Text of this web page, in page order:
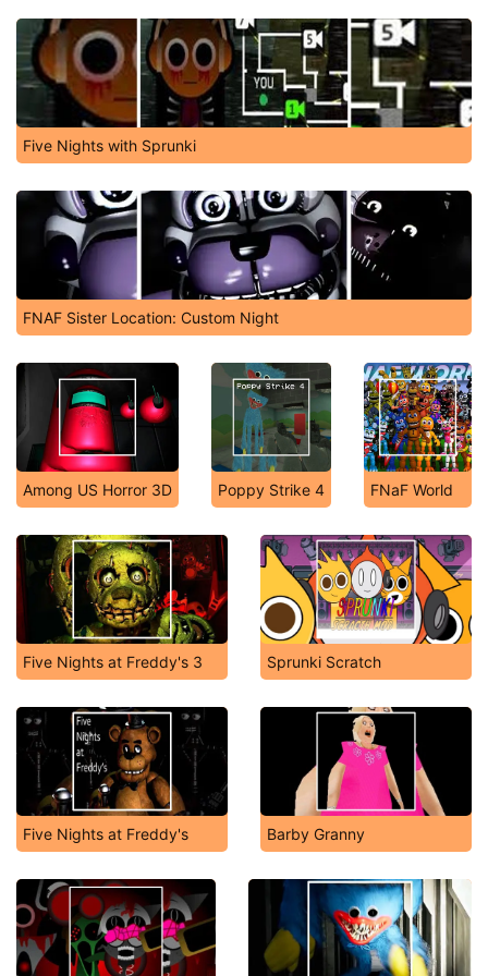
Five Nights with Sprunki
FNAF Sister Location: Custom Night
Among US Horror 3D Poppy Strike 4 FNaF World
Five Nights at Freddy's 3 Sprunki Scratch
Five Nights at Freddy's Barby Granny